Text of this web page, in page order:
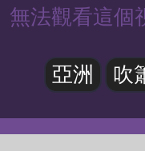
無法觀看這個
亞洲 吹